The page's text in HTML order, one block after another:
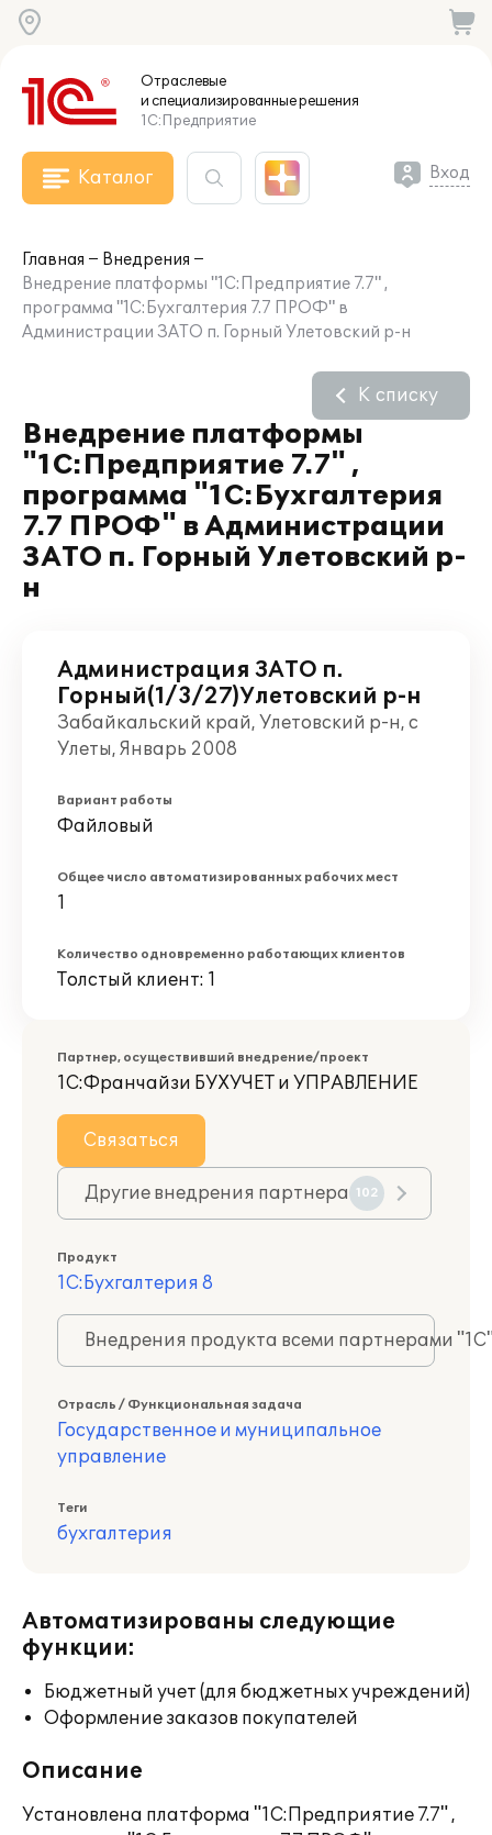
Отраслевые
и специализированныерешения
1С:Предприятие
Каталог Вход
Главная
Внедрения
Внедрение платформы "1С:Предприятие 7.7" ,
программа "1С:Бухгалтерия 7.7 ПРОФ" в
Администрации ЗАТО п. Горный Улетовский р-н
Внедрение платформы
"1С:Предприятие 7.7" ,
программа "1С:Бухгалтерия
7.7 ПРОФ" в Администрации
ЗАТО п. Горный Улетовский р-
н
К списку
Администрация ЗАТО п.
Горный(1/3/27)Улетовский р-н
Забайкальский край, Улетовский р-н, с
Улеты, Январь 2008
Вариант работы
Файловый
Общее число автоматизированных рабочих мест
1
Количество одновременно работающих клиентов
Толстый клиент: 1
Партнер, осуществивший внедрение/проект
1С:Франчайзи БУХУЧЕТ и УПРАВЛЕНИЕ
Связаться
Другие внедрения партнера 102
Продукт
1С:Бухгалтерия 8
Внедрения продукта всеми партнерами
Отрасль / Функциональная задача
Государственное и муниципальное
управление
Теги
бухгалтерия
Автоматизированы следующие
функции:
Бюджетный учет (для бюджетных учреждений)
Оформление заказов покупателей
Описание
Установлена платформа "1С:Предприятие 7.7" ,